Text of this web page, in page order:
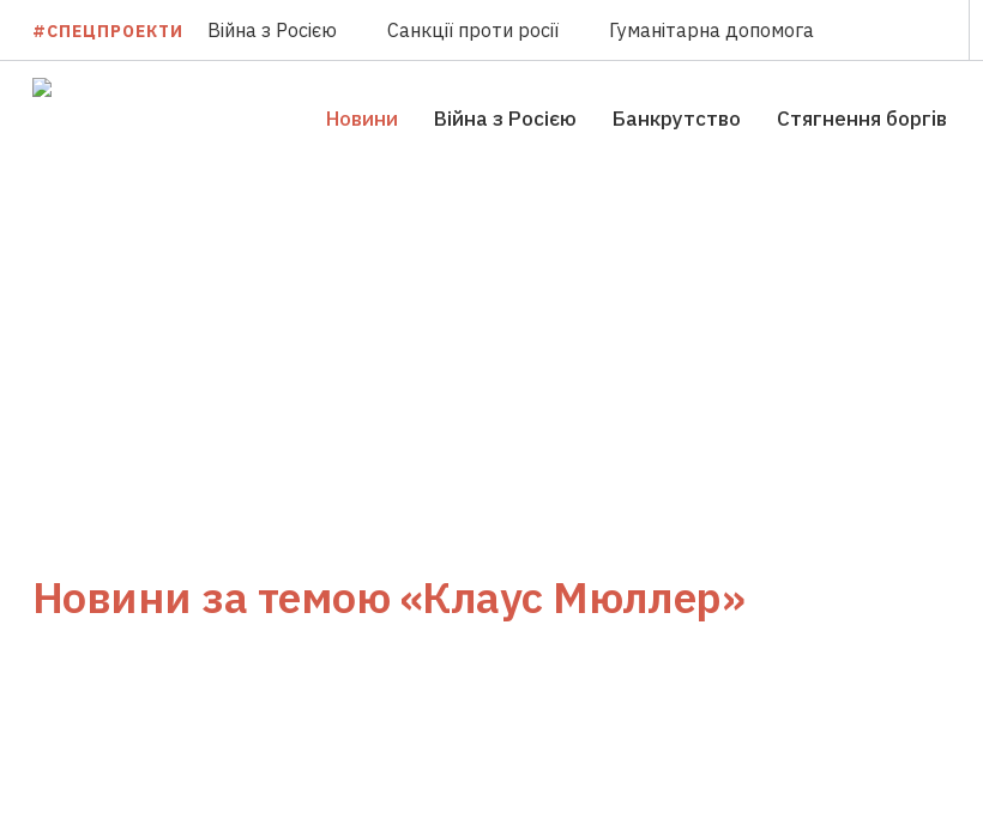
#СПЕЦПРОЕКТИ Війна з Росією Санкції проти росії Гуманітарна допомога
Новини Війна з Росією Банкрутство Стягнення боргiв
Новини за темою «Клаус Мюллер»